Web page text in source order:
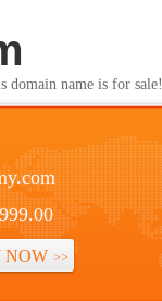
name is for sale!
NOW >>